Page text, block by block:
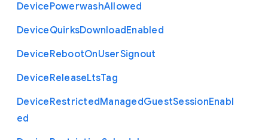
DevicePowerwashAllowed
DeviceQuirksDownloadEnabled
DeviceRebootOnUserSignout
DeviceReleaseLtsTag
DeviceRestrictedManagedGuestSessionEnabl
ed